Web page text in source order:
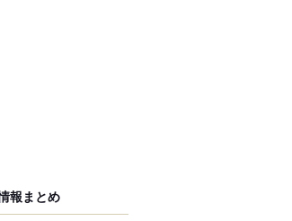
報まとめ